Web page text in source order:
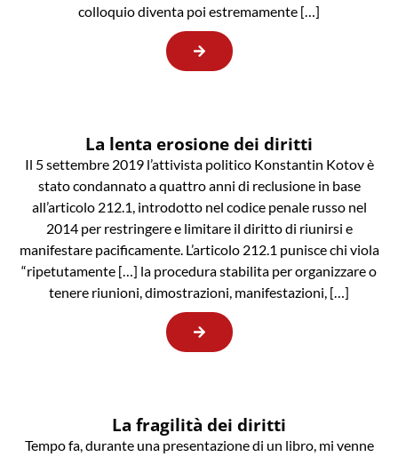
colloquio diventa poi estremamente […]
La lenta erosione dei diritti
Il 5 settembre 2019 l’attivista politico Konstantin Kotov è
stato condannato a quattro anni di reclusione in base
all’articolo 212.1, introdotto nel codice penale russo nel
2014 per restringere e limitare il diritto di riunirsi e
manifestare pacificamente. L’articolo 212.1 punisce chi viola
“ripetutamente […] la procedura stabilita per organizzare o
tenere riunioni, dimostrazioni, manifestazioni, […]
La fragilità dei diritti
Tempo fa, durante una presentazione di un libro, mi venne